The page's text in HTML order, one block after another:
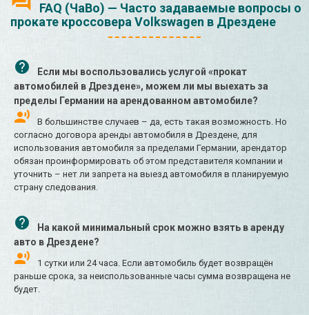
FAQ (ЧаВо) — Часто задаваемые вопросы о
прокате кроссовера Volkswagen в Дрездене
Если мы воспользовались услугой «прокат
автомобилей в Дрездене», можем ли мы выехать за
пределы Германии на арендованном автомобиле?
В большинстве случаев – да, есть такая возможность. Но
согласно договора аренды автомобиля в Дрездене, для
использования автомобиля за пределами Германии, арендатор
обязан проинформировать об этом представителя компании и
уточнить – нет ли запрета на выезд автомобиля в планируемую
страну следования.
На какой минимальный срок можно взять в аренду
авто в Дрездене?
1 сутки или 24 часа. Если автомобиль будет возвращён
раньше срока, за неиспользованные часы сумма возвращена не
будет.